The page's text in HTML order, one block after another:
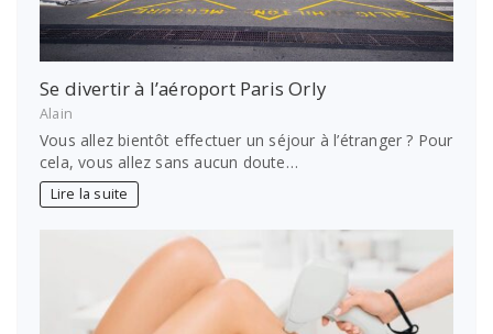
Se divertir à l’aéroport Paris Orly
Alain
Vous allez bientôt effectuer un séjour à l’étranger ? Pour
cela, vous allez sans aucun doute…
Lire la suite